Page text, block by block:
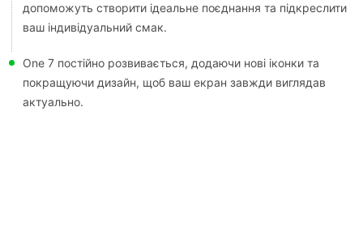
допоможуть створити ідеальне поєднання та підкреслити
ваш індивідуальний смак.
One 7 постійно розвивається, додаючи нові іконки та
покращуючи дизайн, щоб ваш екран завжди виглядав
актуально.